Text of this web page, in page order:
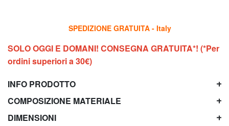
SPEDIZIONE GRATUITA - Italy
SOLO OGGI E DOMANI! CONSEGNA GRATUITA*! (*Per
ordini superiori a 30€)
INFO PRODOTTO
COMPOSIZIONE MATERIALE
DIMENSIONI